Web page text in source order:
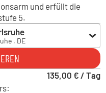
und erfüllt die
5.
, DE
, DE
135,00 € / Tag